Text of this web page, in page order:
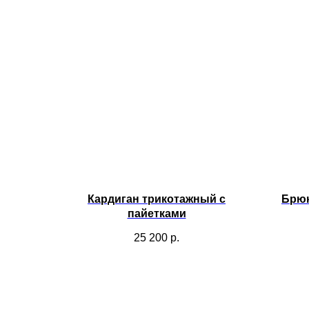
Кардиган трикотажный с
пайетками
25 200 р.